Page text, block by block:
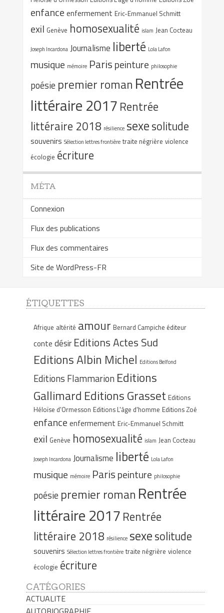
enfance enfermement Eric-Emmanuel Schmitt
exil Genève homosexualité islam Jean Cocteau
Joseph Incardona Journalisme liberté Lola Lafon
musique mémoire Parispeinture philosophie
poésie premier roman Rentrée
littéraire 2017 Rentrée
littéraire 2018 résilience sexesolitude
souvenirs Sélection lettres frontière traite négrière violence
écologie écriture
MÉTA
Connexion
Flux des publications
Flux des commentaires
Site de WordPress-FR
ÉTIQUETTES
Afrique altérité amour Bernard Campiche éditeur
conte désir Editions Actes Sud
Editions Albin Michel Editions Belfond
Editions Flammarion Editions
Gallimard Editions Grasset Editions
Héloïse d'Ormesson Editions L'âge d'homme Editions Zoé
enfance enfermement Eric-Emmanuel Schmitt
exil Genève homosexualité islam Jean Cocteau
Joseph Incardona Journalisme liberté Lola Lafon
musique mémoire Parispeinture philosophie
poésie premier roman Rentrée
littéraire 2017 Rentrée
littéraire 2018 résilience sexesolitude
souvenirs Sélection lettres frontière traite négrière violence
écologie écriture
CATÉGORIES
ACTUALITE